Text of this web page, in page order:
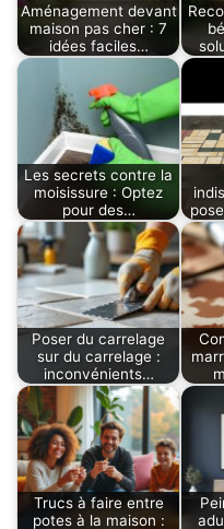
Aménagement devant
maison pas cher : 7
idées faciles…
Les secrets contre la
moisissure : Optez
pour des…
Poser du carrelage
sur du carrelage :
inconvénients…
Trucs à faire entre
potes à la maison :